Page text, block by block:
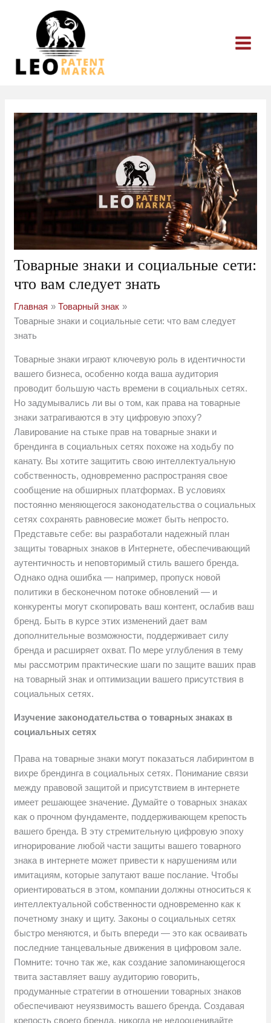
содержимому
Товарные знаки и социальные сети:
что вам следует знать
Главная
Товарный знак
Товарные знаки и социальные сети: что вам следует
знать
Товарные знаки играют ключевую роль в идентичности
вашего бизнеса, особенно когда ваша аудитория
проводит большую часть времени в социальных сетях.
Но задумывались ли вы о том, как права на товарные
знаки затрагиваются в эту цифровую эпоху?
Лавирование на стыке прав на товарные знаки и
брендинга в социальных сетях похоже на ходьбу по
канату. Вы хотите защитить свою интеллектуальную
собственность, одновременно распространяя свое
сообщение на обширных платформах. В условиях
постоянно меняющегося законодательства о социальных
сетях сохранять равновесие может быть непросто.
Представьте себе: вы разработали надежный план
защиты товарных знаков в Интернете, обеспечивающий
аутентичность и неповторимый стиль вашего бренда.
Однако одна ошибка — например, пропуск новой
политики в бесконечном потоке обновлений — и
конкуренты могут скопировать ваш контент, ослабив ваш
бренд. Быть в курсе этих изменений дает вам
дополнительные возможности, поддерживает силу
бренда и расширяет охват. По мере углубления в тему
мы рассмотрим практические шаги по защите ваших прав
на товарный знак и оптимизации вашего присутствия в
социальных сетях.
Изучение законодательства о товарных знаках в
социальных сетях
Права на товарные знаки могут показаться лабиринтом в
вихре брендинга в социальных сетях. Понимание связи
между правовой защитой и присутствием в интернете
имеет решающее значение. Думайте о товарных знаках
как о прочном фундаменте, поддерживающем крепость
вашего бренда. В эту стремительную цифровую эпоху
игнорирование любой части защиты вашего товарного
знака в интернете может привести к нарушениям или
имитациям, которые запутают ваше послание. Чтобы
ориентироваться в этом, компании должны относиться к
интеллектуальной собственности одновременно как к
почетному знаку и щиту. Законы о социальных сетях
быстро меняются, и быть впереди — это как осваивать
последние танцевальные движения в цифровом зале.
Помните: точно так же, как создание запоминающегося
твита заставляет вашу аудиторию говорить,
продуманные стратегии в отношении товарных знаков
обеспечивают неуязвимость вашего бренда. Создавая
крепость своего бренда, никогда не недооценивайте